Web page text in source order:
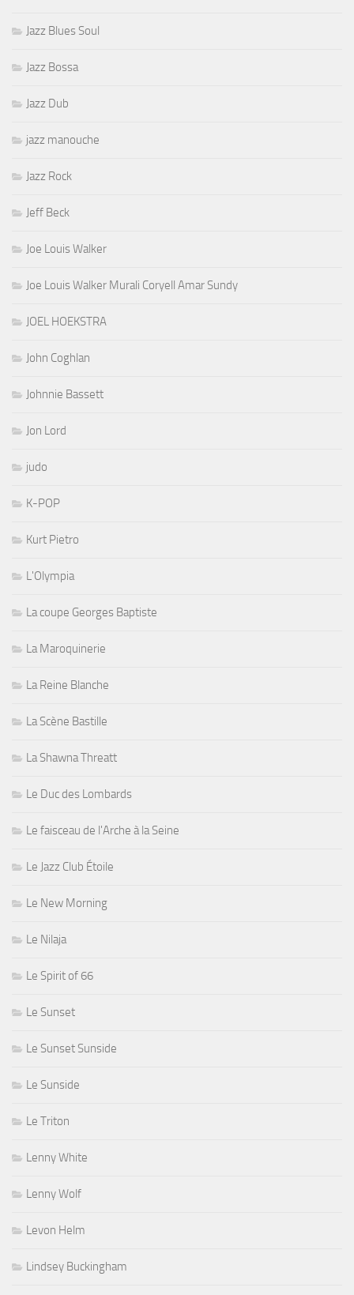
Jazz Blues Soul
Jazz Bossa
Jazz Dub
jazz manouche
Jazz Rock
Jeff Beck
Joe Louis Walker
Joe Louis Walker Murali Coryell Amar Sundy
JOEL HOEKSTRA
John Coghlan
Johnnie Bassett
Jon Lord
judo
K-POP
Kurt Pietro
L'Olympia
La coupe Georges Baptiste
La Maroquinerie
La Reine Blanche
La Scène Bastille
La Shawna Threatt
Le Duc des Lombards
Le faisceau de l'Arche à la Seine
Le Jazz Club Étoile
Le New Morning
Le Nilaja
Le Spirit of 66
Le Sunset
Le Sunset Sunside
Le Sunside
Le Triton
Lenny White
Lenny Wolf
Levon Helm
Lindsey Buckingham